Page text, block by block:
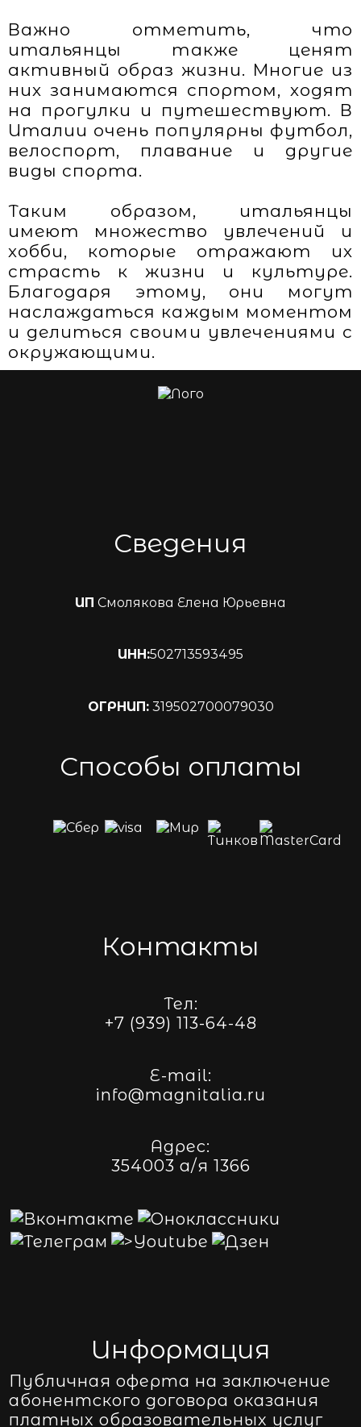
Важно отметить, что
итальянцы также ценят
активный образ жизни. Многие из
них занимаются спортом, ходят
на прогулки и путешествуют. В
Италии очень популярны футбол,
велоспорт, плавание и другие
виды спорта.
Таким образом, итальянцы
имеют множество увлечений и
хобби, которые отражают их
страсть к жизни и культуре.
Благодаря этому, они могут
наслаждаться каждым моментом
и делиться своими увлечениями с
окружающими.
Сведения
ИП Смолякова Елена Юрьевна
ИНН:502713593495
ОГРНИП:319502700079030
Способы оплаты
Контакты
Тел:
+7 (939) 113-64-48
E-mail:
info@magnitalia.ru
Адрес:
354003 а/я 1366
Информация
Публичная оферта на заключение
абонентского договора оказания
платных образовательных услуг